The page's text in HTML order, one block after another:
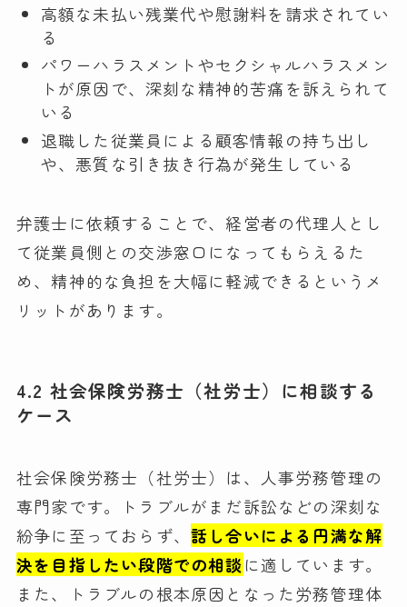
高額な未払い残業代や慰謝料を請求されてい
る
パワーハラスメントやセクシャルハラスメン
トが原因で、深刻な精神的苦痛を訴えられて
いる
退職した従業員による顧客情報の持ち出し
や、悪質な引き抜き行為が発生している
弁護士に依頼することで、経営者の代理人とし
て従業員側との交渉窓口になってもらえるた
め、精神的な負担を大幅に軽減できるというメ
リットがあります。
4.2 社会保険労務士（社労士）に相談する
ケース
社会保険労務士（社労士）は、人事労務管理の
専門家です。トラブルがまだ訴訟などの深刻な
紛争に至っておらず、 話し合いによる円満な解
決を目指したい段階での相談に適しています。
また、トラブルの根本原因となった労務管理体